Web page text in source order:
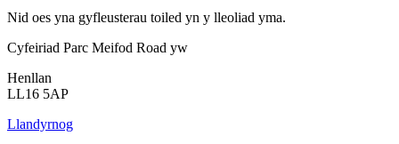
Nid oes yna gyfleusterau toiled yn y lleoliad yma.
Cyfeiriad Parc Meifod Road yw
Henllan
LL16 5AP
Llandyrnog